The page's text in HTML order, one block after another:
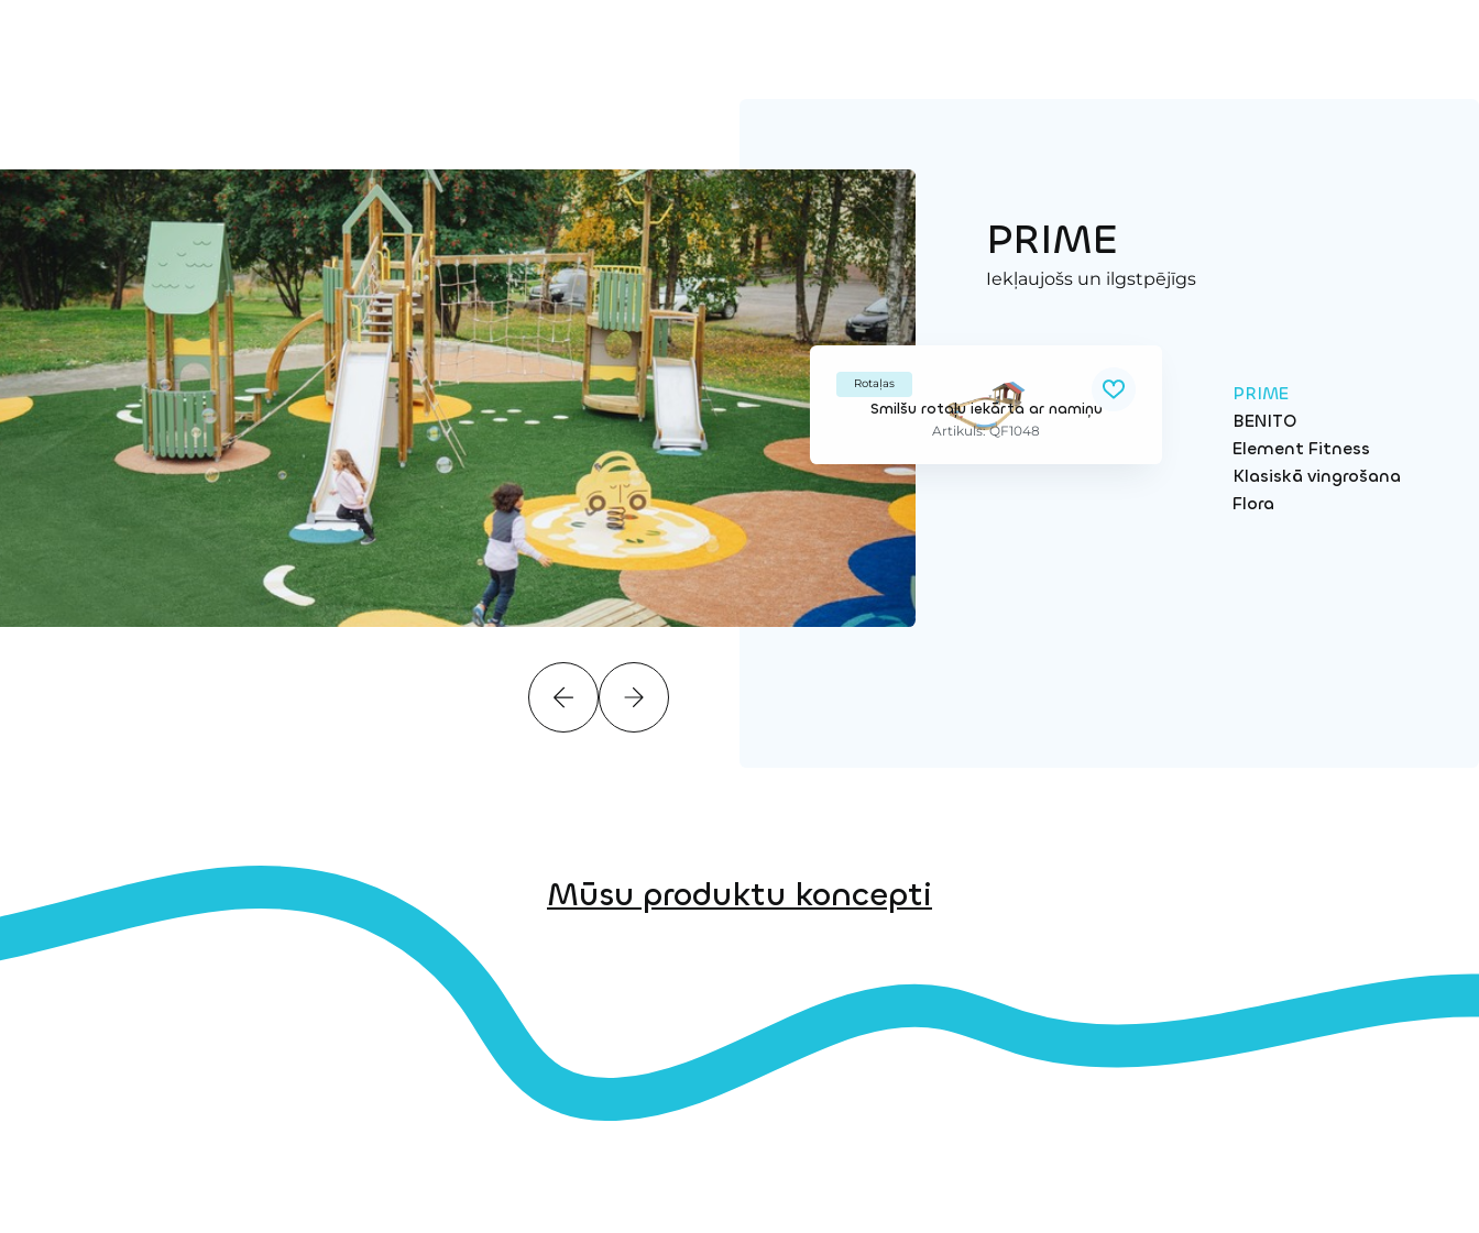
PRIME
Iekļaujošs un ilgstpējīgs
Rotaļas
Smilšu rotaļu iekārta ar namiņu
Artikuls: QF1048
PRIME
BENITO
Element Fitness
Klasiskā vingrošana
Flora
Mūsu produktu koncepti